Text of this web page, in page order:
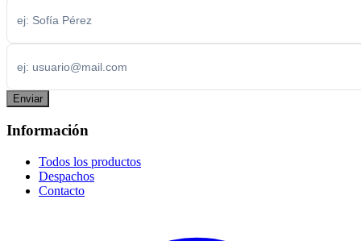
Enviar
Información
Todos los productos
Despachos
Contacto